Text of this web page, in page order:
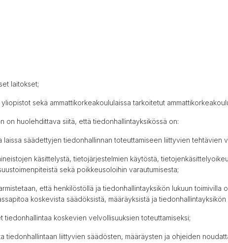
laitokset;
sekä ammattikorkeakoululaissa tarkoitetut
on huolehdittava siitä, että tiedonhallintayksikössä on:
laissa säädettyjen tiedonhallinnan toteuttamiseen liittyvien tehtävien
käsittelystä, tietojärjestelmien käytöstä,
sekä poikkeusoloihin varautumisesta;
että henkilöstöllä ja tiedonhallintayksikön lukuun
koskevista säädöksistä, määräyksistä ja tiedonhallintayksikön
tiedonhallintaa koskevien velvollisuuksien toteuttamiseksi;
tiedonhallintaan liittyvien säädösten, määräysten ja ohjeiden